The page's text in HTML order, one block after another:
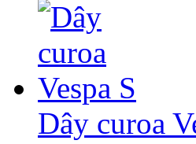
Dây curoa